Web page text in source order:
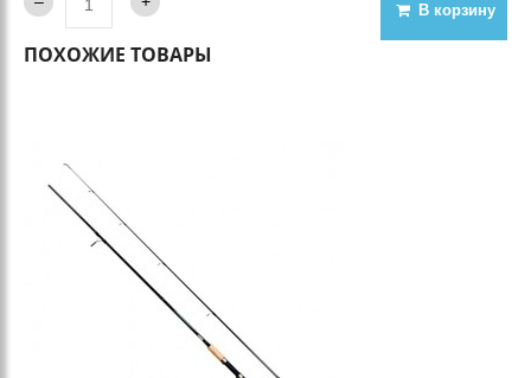
В корзину
ПОХОЖИЕ ТОВАРЫ